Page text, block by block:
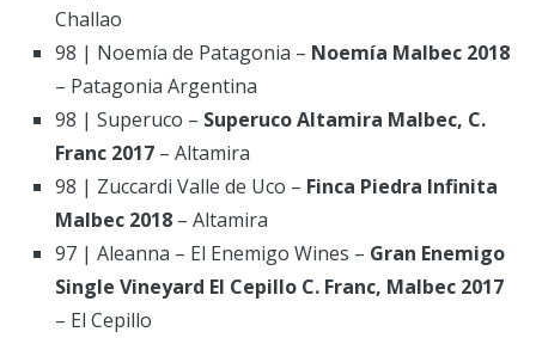
Challao
98 | Noemía de Patagonia – Noemía Malbec 2018
– Patagonia Argentina
98 | Superuco – Superuco Altamira Malbec, C.
Franc 2017– Altamira
98 | Zuccardi Valle de Uco – Finca Piedra Infinita
Malbec 2018– Altamira
97 | Aleanna – El Enemigo Wines – Gran Enemigo
Single Vineyard El Cepillo C. Franc, Malbec 2017
– El Cepillo